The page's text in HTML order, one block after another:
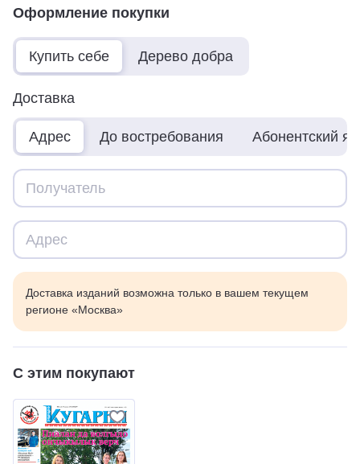
Оформление покупки
Купить себе Дерево добра
Доставка
Адрес До востребования Абонентский
Доставка изданий возможна только в вашем текущем
регионе «Москва»
С этим покупают